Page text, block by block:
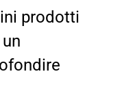
prodotti